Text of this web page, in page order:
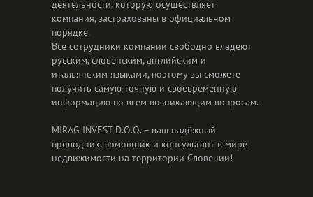
деятельности, которую осуществляет
компания, застрахованы в официальном
порядке.
Все сотрудники компании свободно владеют
русским, словенским, английским и
итальянским языками, поэтому вы сможете
получить самую точную и своевременную
информацию по всем возникающим вопросам.
MIRAG INVEST D.O.O. – ваш надёжный
проводник, помощник и консультант в мире
недвижимости на территории Словении!